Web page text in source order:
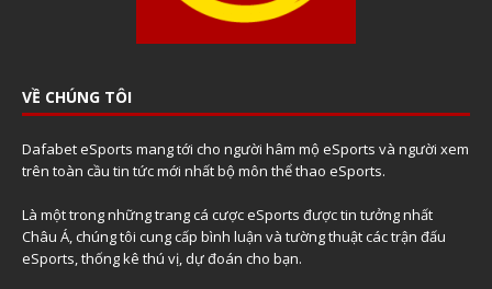
VỀ CHÚNG TÔI
Dafabet eSports mang tới cho người hâm mộ eSports và người xem
trên toàn cầu tin tức mới nhất bộ môn thể thao eSports.
Là một trong những trang cá cược eSports được tin tưởng nhất
Châu Á, chúng tôi cung cấp bình luận và tường thuật các trận đấu
eSports, thống kê thú vị, dự đoán cho bạn.